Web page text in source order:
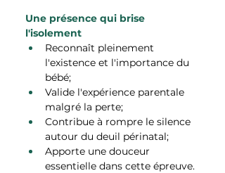
Une présence qui brise
l'isolement
Reconnaît pleinement
l'existence et l'importance du
bébé;
Valide l'expérience parentale
malgré la perte;
Contribue à rompre le silence
autour du deuil périnatal;
Apporte une douceur
essentielle dans cette épreuve.